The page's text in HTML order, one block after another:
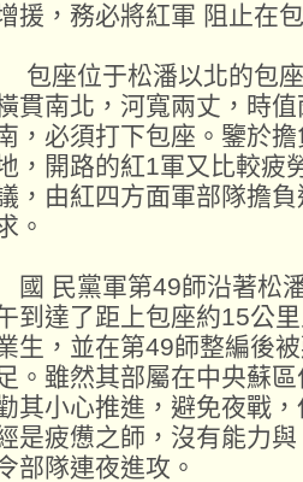
援，務必將紅軍 阻止在
座位于松潘以北的包座
貫南北，河寬兩丈，時
，必須打下包座。鑒於
，開路的紅1軍又比較疲
，由紅四方面軍部隊擔
。
民黨軍第49師沿著松潘
到達了距上包座約15公
生，並在第49師整編後
。雖然其部屬在中央蘇
其小心推進，避免夜戰
是疲憊之師，沒有能力
部隊連夜進攻。